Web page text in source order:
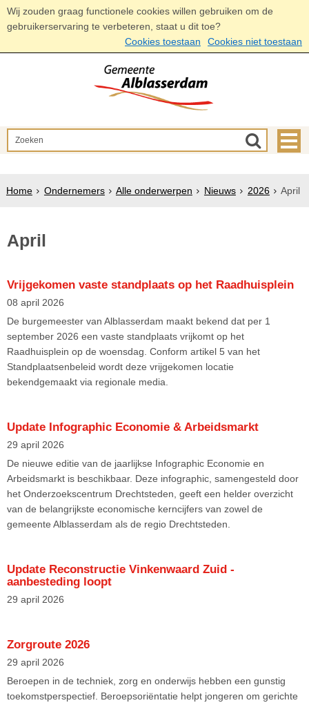
Wij zouden graag functionele cookies willen gebruiken om de
gebruikerservaring te verbeteren, staat u dit toe?
Cookies toestaan
Cookies niet toestaan
Home Ondernemers Alle onderwerpen Nieuws 2026 April
April
Vrijgekomen vaste standplaats op het Raadhuisplein
08 april 2026
De burgemeester van Alblasserdam maakt bekend dat per 1
september 2026 een vaste standplaats vrijkomt op het
Raadhuisplein op de woensdag. Conform artikel 5 van het
Standplaatsenbeleid wordt deze vrijgekomen locatie
bekendgemaakt via regionale media.
Update Infographic Economie & Arbeidsmarkt
29 april 2026
De nieuwe editie van de jaarlijkse Infographic Economie en
Arbeidsmarkt is beschikbaar. Deze infographic, samengesteld door
het Onderzoekscentrum Drechtsteden, geeft een helder overzicht
van de belangrijkste economische kerncijfers van zowel de
gemeente Alblasserdam als de regio Drechtsteden.
Update Reconstructie Vinkenwaard Zuid -
aanbesteding loopt
29 april 2026
Zorgroute 2026
29 april 2026
Beroepen in de techniek, zorg en onderwijs hebben een gunstig
toekomstperspectief. Beroepsoriëntatie helpt jongeren om gerichte